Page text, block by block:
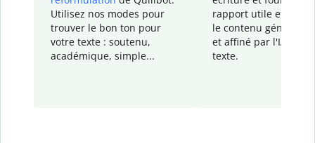
Utilisez nos modes pour
trouver le bon ton pour
votre texte : soutenu,
académique, simple...
rapport utile et
le contenu généré
et affiné par l'IA
texte.